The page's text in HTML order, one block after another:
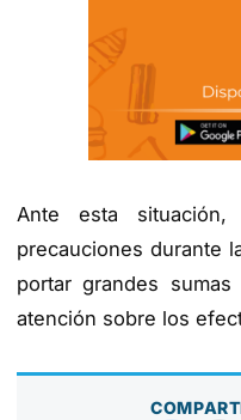
Ante esta
precauciones durante
portar grandes
atención sobre los